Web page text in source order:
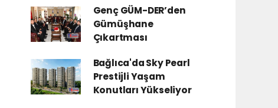
Genç GÜM-DER’den
Gümüşhane
Çıkartması
Bağlıca'da Sky Pearl
Prestijli Yaşam
Konutları Yükseliyor